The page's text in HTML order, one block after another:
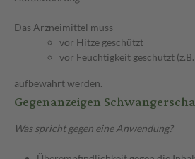
Das Arzneimittel muss
vor Hitze geschützt
vor Feuchtigkeit geschützt
aufbewahrt werden.
Gegenanzeigen
Was spricht gegen eine Anwendung?